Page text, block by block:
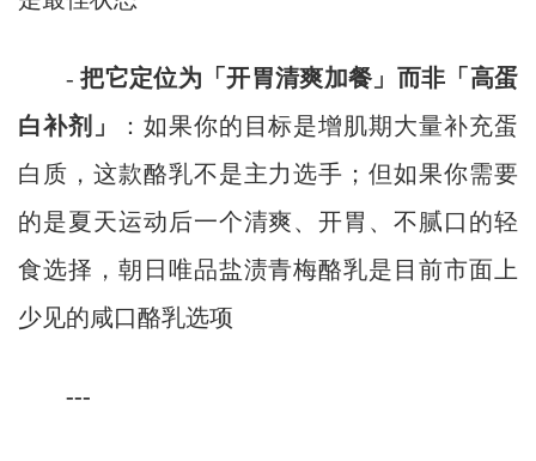
-把它定位为「开胃清爽加餐」而非「高蛋
白补剂」
：如果你的目标是增肌期大量补充蛋
白质，这款酪乳不是主力选手；但如果你需要
的是夏天运动后一个清爽、开胃、不腻口的轻
食选择，朝日唯品盐渍青梅酪乳是目前市面上
少见的咸口酪乳选项
---